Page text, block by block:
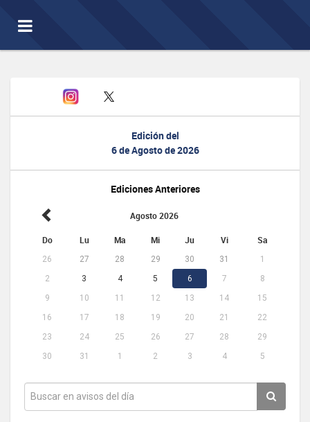
Toggle
navigation
Edición del
6 de Agosto de 2026
Ediciones Anteriores
Agosto 2026
Do Lu Ma Mi Ju Vi Sa
26 27 28 29 30 31
1
2
3 4 5 6 7
8
9
10 11 12 13 14
15
16
17 18 19 20 21
22
23
24 25 26 27 28
29
30
31 1 2 3 4 5